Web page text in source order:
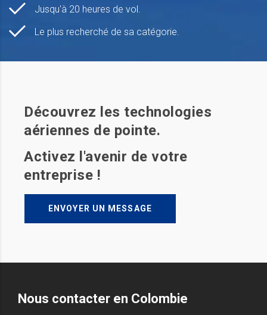
Jusqu'à 20 heures de vol.
Le plus recherché de sa catégorie.
Découvrez les technologies
aériennes de pointe.
Activez l'avenir de votre
entreprise !
ENVOYER UN MESSAGE
Nous contacter en Colombie